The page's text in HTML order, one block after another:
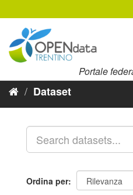
al
contenuto
Portale
Dataset
Ordina per